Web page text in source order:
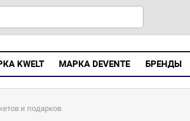
KWELT МАРКА DEVENTE БРЕНДЫ
и подарков